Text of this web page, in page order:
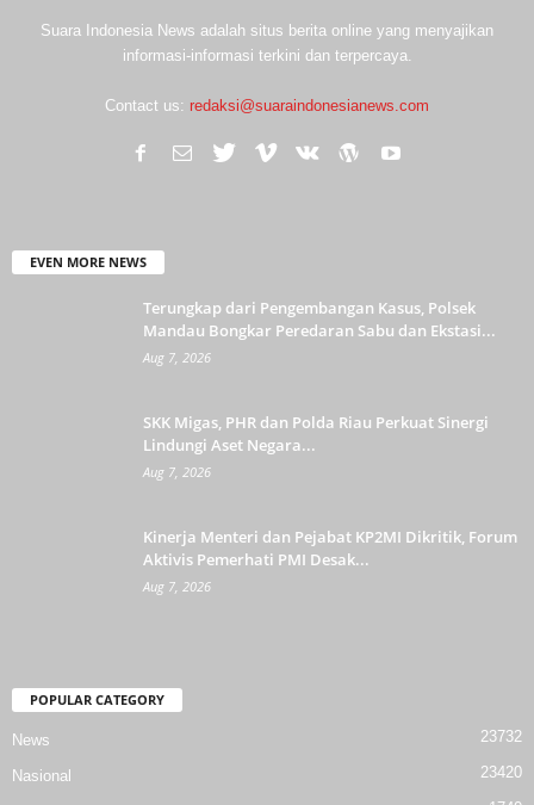
Suara Indonesia News adalah situs berita online yang menyajikan
informasi-informasi terkini dan terpercaya.
Contact us: redaksi@suaraindonesianews.com
EVEN MORE NEWS
Terungkap dari Pengembangan Kasus, Polsek
Mandau Bongkar Peredaran Sabu dan Ekstasi...
Aug 7, 2026
SKK Migas, PHR dan Polda Riau Perkuat Sinergi
Lindungi Aset Negara...
Aug 7, 2026
Kinerja Menteri dan Pejabat KP2MI Dikritik, Forum
Aktivis Pemerhati PMI Desak...
Aug 7, 2026
POPULAR CATEGORY
News 23732
Nasional 23420